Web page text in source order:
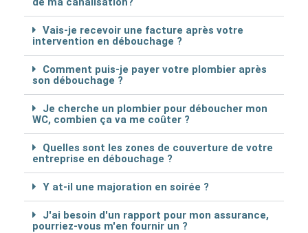
Vais-je recevoir une facture après votre
intervention en débouchage ?
Comment puis-je payer votre plombier après
son débouchage ?
Je cherche un plombier pour déboucher mon
WC, combien ça va me coûter ?
Quelles sont les zones de couverture de votre
entreprise en débouchage ?
Y at-il une majoration en soirée ?
J'ai besoin d'un rapport pour mon assurance,
pourriez-vous m'en fournir un ?